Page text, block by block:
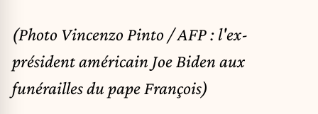
(Photo Vincenzo Pinto / AFP : l'ex-
président américain Joe Biden aux
funérailles du pape François)